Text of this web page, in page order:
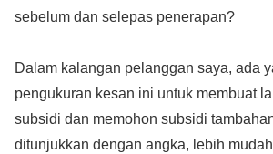
sebelum dan selepas penerapan?
Dalam kalangan pelanggan saya, ada
pengukuran kesan ini untuk membuat
subsidi dan memohon subsidi
ditunjukkan dengan angka, lebih